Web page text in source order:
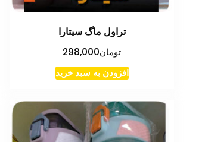
تراول ماگ سیتارا
تومان298,000
افزودن به سبد خرید